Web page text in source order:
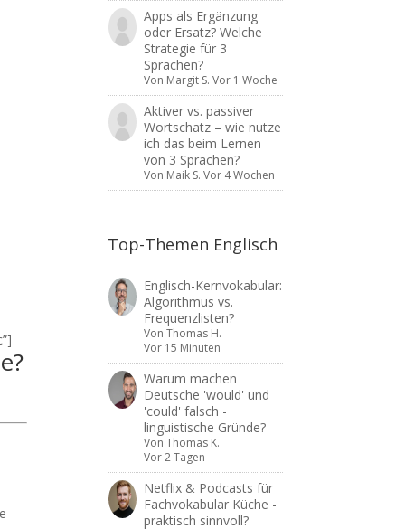
Apps als Ergänzung
oder Ersatz? Welche
Strategie für 3
Sprachen?
Von Margit S. Vor 1 Woche
Aktiver vs. passiver
Wortschatz – wie nutze
ich das beim Lernen
von 3 Sprachen?
Von Maik S. Vor 4 Wochen
Top-Themen Englisch
Englisch-Kernvokabular:
Algorithmus vs.
Frequenzlisten?
Von Thomas H.
Vor 15 Minuten
Warum machen
Deutsche 'would' und
'could' falsch -
linguistische Gründe?
Von Thomas K.
Vor 2 Tagen
Netflix & Podcasts für
Fachvokabular Küche -
praktisch sinnvoll?